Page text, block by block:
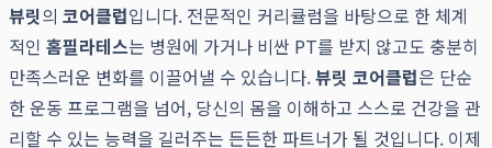
뷰릿의 코어클럽입니다. 전문적인 커리큘럼을 바탕으로 한 체계
적인 홈필라테스는 병원에 가거나 비싼 PT를 받지 않고도 충분히
만족스러운 변화를 이끌어낼 수 있습니다.뷰릿 코어클럽은 단순
한 운동 프로그램을 넘어, 당신의 몸을 이해하고 스스로 건강을 관
리할 수 있는 능력을 길러주는 든든한 파트너가 될 것입니다. 이제